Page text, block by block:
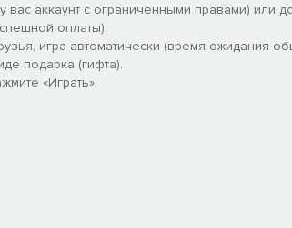
экосистемами и давно забытыми
уже ждут: узнайте больше об этом
и отправляйтесь в плаванье по Глубокому
аккаунт с ограниченными правами) или
оплаты).
игра автоматически (время ожидания
подарка (гифта).
«Играть».